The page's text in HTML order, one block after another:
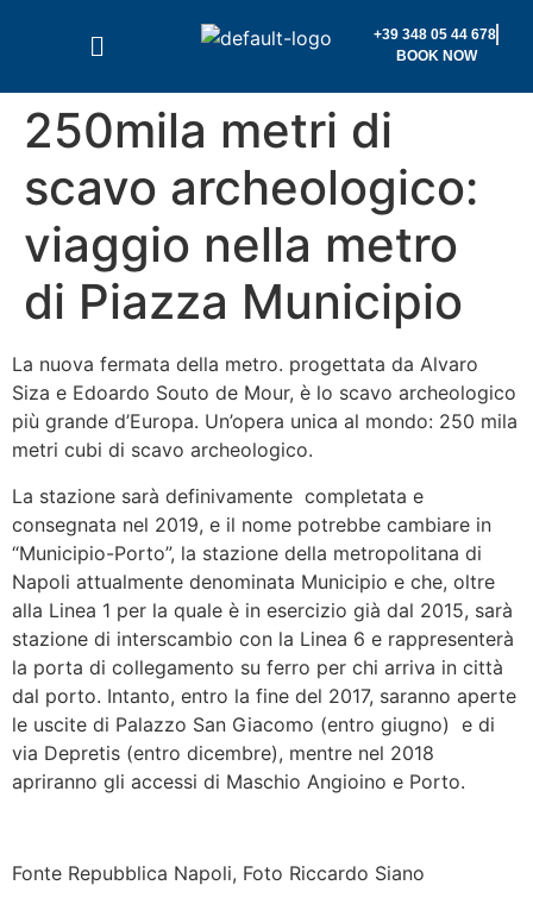
+39 348 05 44 678
BOOK NOW
250mila metri di
scavo archeologico:
viaggio nella metro
di Piazza Municipio
La nuova fermata della metro. progettata da Alvaro
Siza e Edoardo Souto de Mour, è lo scavo archeologico
più grande d’Europa. Un’opera unica al mondo: 250 mila
metri cubi di scavo archeologico.
La stazione sarà definivamente completata e
consegnata nel 2019, e il nome potrebbe cambiare in
“Municipio-Porto”, la stazione della metropolitana di
Napoli attualmente denominata Municipio e che, oltre
alla Linea 1 per la quale è in esercizio già dal 2015, sarà
stazione di interscambio con la Linea 6 e rappresenterà
la porta di collegamento su ferro per chi arriva in città
dal porto. Intanto, entro la fine del 2017, saranno aperte
le uscite di Palazzo San Giacomo (entro giugno) e di
via Depretis (entro dicembre), mentre nel 2018
apriranno gli accessi di Maschio Angioino e Porto.
Fonte Repubblica Napoli, Foto Riccardo Siano